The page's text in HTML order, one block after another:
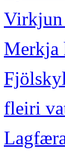
Merkja
fleiri